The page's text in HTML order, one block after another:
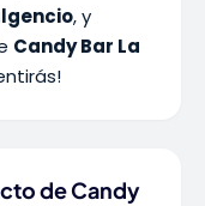
, y
Candy Bar La
de Candy